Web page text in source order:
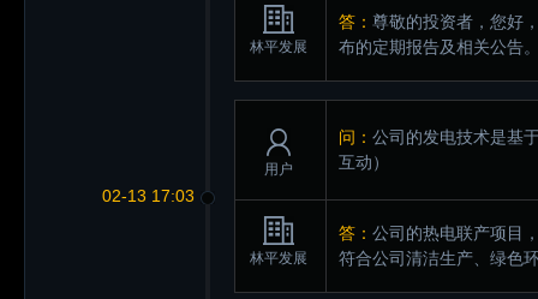
林平发展
答： 尊敬的投资者，您好
布的定期报告及相关公告
02-13 17:03
用户
问： 公司的发电技术是基
互动）
林平发展
答： 公司的热电联产项目
符合公司清洁生产、绿色